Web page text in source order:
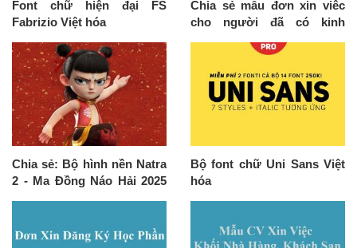
Font chữ hiện đại FS
Fabrizio Việt hóa
Chia sẻ mẫu đơn xin viêc
cho người đã có kinh
Chia sẻ: Bộ hình nền Natra
2 - Ma Đồng Náo Hải 2025
Bộ font chữ Uni Sans Việt
hóa